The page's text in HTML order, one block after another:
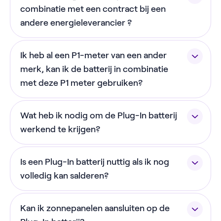
*Let op: zorg ervoor dat de batterij genoeg ruimte
NextEnergy app.
combinatie met een contract bij een
andere energieleverancier ?
Ja! Sinds 1 december 2025 werkt onze batterij met
elk energiecontract. Om gebruik te maken van de
prijsgestuurd modus heb je wel een dynamisch
energiecontract nodig, maar dat hoeft niet van
Ik heb al een P1-meter van een ander
merk, kan ik de batterij in combinatie
met deze P1 meter gebruiken?
Je hebt specifiek de bijgeleverde NextEnergy P1-
meter nodig om gebruik te maken van de batterij.
Heb je al een P1-meter? Geen probleem! Onze P1-
Wat heb ik nodig om de Plug-In batterij
werkend te krijgen?
Voor de installatie van de batterij heb je het
volgende nodig:
de NextEnergy app geïnstalleerd.
Is een Plug-In batterij nuttig als ik nog
volledig kan salderen?
Ook als je nu nog volledig kunt salderen, heeft een
Plug-In batterij meerwaarde. Op korte termijn
Kan ik zonnepanelen aansluiten op de